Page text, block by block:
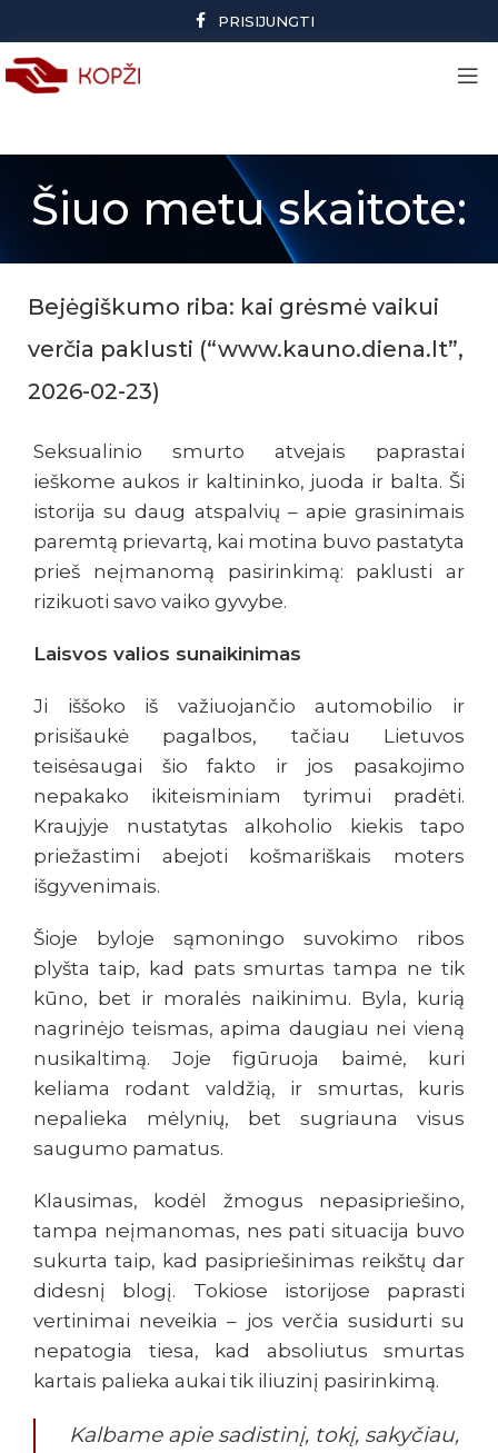
PRISIJUNGTI
Šiuo metu skaitote:
Bejėgiškumo riba: kai grėsmė vaikui
verčia paklusti (“www.kauno.diena.lt”,
2026-02-23)
Seksualinio smurto atvejais paprastai
ieškome aukos ir kaltininko, juoda ir balta. Ši
istorija su daug atspalvių – apie grasinimais
paremtą prievartą, kai motina buvo pastatyta
prieš neįmanomą pasirinkimą: paklusti ar
rizikuoti savo vaiko gyvybe.
Laisvos valios sunaikinimas
Ji iššoko iš važiuojančio automobilio ir
prisišaukė pagalbos, tačiau Lietuvos
teisėsaugai šio fakto ir jos pasakojimo
nepakako ikiteisminiam tyrimui pradėti.
Kraujyje nustatytas alkoholio kiekis tapo
priežastimi abejoti košmariškais moters
išgyvenimais.
Šioje byloje sąmoningo suvokimo ribos
plyšta taip, kad pats smurtas tampa ne tik
kūno, bet ir moralės naikinimu. Byla, kurią
nagrinėjo teismas, apima daugiau nei vieną
nusikaltimą. Joje figūruoja baimė, kuri
keliama rodant valdžią, ir smurtas, kuris
nepalieka mėlynių, bet sugriauna visus
saugumo pamatus.
Klausimas, kodėl žmogus nepasipriešino,
tampa neįmanomas, nes pati situacija buvo
sukurta taip, kad pasipriešinimas reikštų dar
didesnį blogį. Tokiose istorijose paprasti
vertinimai neveikia – jos verčia susidurti su
nepatogia tiesa, kad absoliutus smurtas
kartais palieka aukai tik iliuzinį pasirinkimą.
Kalbame apie sadistinį, tokį, sakyčiau,